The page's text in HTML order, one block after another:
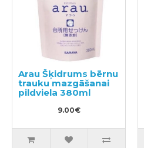
Arau Šķidrums bērnu
trauku mazgāšanai
pildviela 380ml
9.00€